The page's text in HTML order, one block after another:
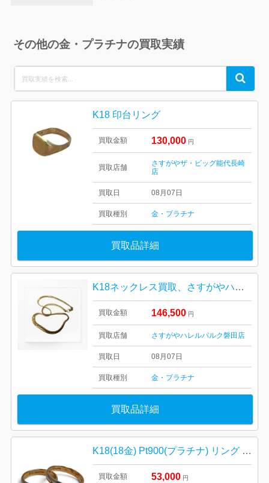
その他の金・プラチナの買取実績
for:
Search
K18 印台リング
買取金額 130,000 円
買取店舗
さすがやザ・ビッグ能代長崎
店
買取日 08月07日
買取種別 金・プラチナ
買取品詳細
K18ネックレス買取、さすがやハレルパルク磐田店
買取金額 146,500 円
買取店舗 さすがやハレルパルク磐田店
買取日 08月07日
買取種別 金・プラチナ
買取品詳細
K18(18金) Pt900(プラチナ) リング まとめ
買取金額 53,000 円